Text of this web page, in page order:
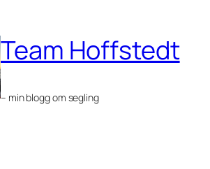
Team Hoffstedt
– min blogg om segling